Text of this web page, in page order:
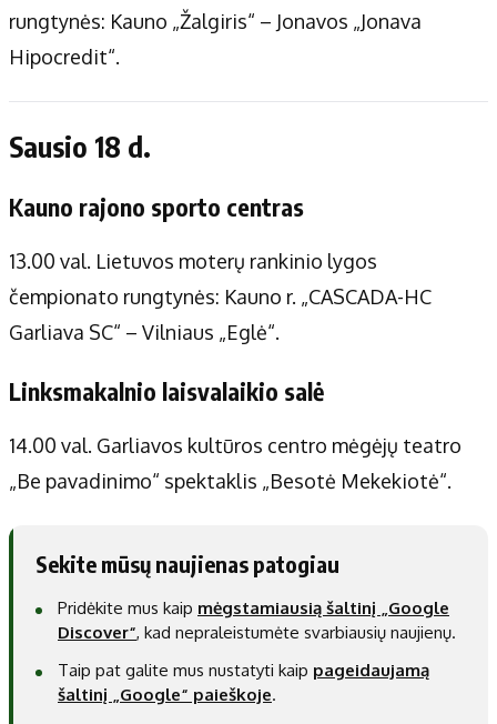
rungtynės: Kauno „Žalgiris“ – Jonavos „Jonava
Hipocredit“.
Sausio 18 d.
Kauno rajono sporto centras
13.00 val. Lietuvos moterų rankinio lygos
čempionato rungtynės: Kauno r. „CASCADA-HC
Garliava SC“ – Vilniaus „Eglė“.
Linksmakalnio laisvalaikio salė
14.00 val. Garliavos kultūros centro mėgėjų teatro
„Be pavadinimo“ spektaklis „Besotė Mekekiotė“.
Sekite mūsų naujienas patogiau
Pridėkite mus kaip mėgstamiausią šaltinį „Google
Discover“, kad nepraleistumėte svarbiausių naujienų.
Taip pat galite mus nustatyti kaip pageidaujamą
šaltinį „Google“ paieškoje.